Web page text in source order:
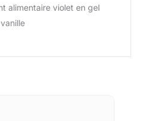
alimentaire violet en gel